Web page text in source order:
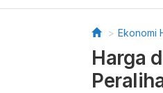
Ekonomi
Harga